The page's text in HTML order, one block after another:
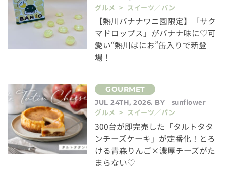
グルメ > スイーツ／パン
【熱川バナナワニ園限定】「サク
マドロップス」がバナナ味に♡可
愛い“熱川ばにお”缶入りで新登
場！
JUL 24TH, 2026. BY
sunflower
グルメ > スイーツ／パン
300台が即完売した「タルトタタ
ンチーズケーキ」が定番化！とろ
ける青森りんご×濃厚チーズがた
まらない♡